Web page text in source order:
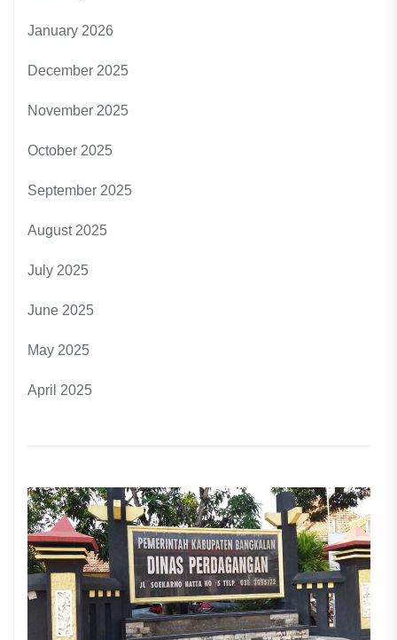
January 2026
December 2025
November 2025
October 2025
September 2025
August 2025
July 2025
June 2025
May 2025
April 2025